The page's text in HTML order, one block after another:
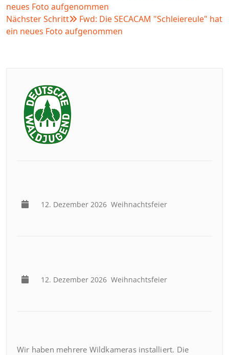
neues Foto aufgenommen
Nächster Schritt
Fwd: Die SECACAM "Schleiereule" hat
ein neues Foto aufgenommen
12. Dezember 2026 Weihnachtsfeier
12. Dezember 2026 Weihnachtsfeier
Wir haben mehrere Wildkameras installiert. Die